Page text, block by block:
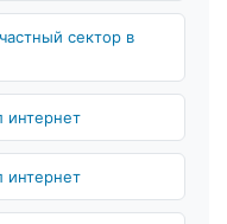
сектор в
интернет
интернет